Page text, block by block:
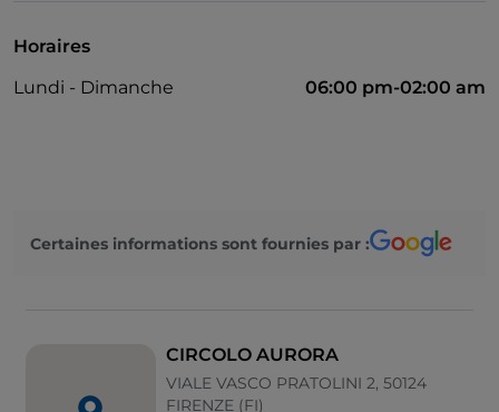
Horaires
Lundi - Dimanche
06:00 pm-02:00 am
Certaines informations sont fournies par :
CIRCOLO AURORA
VIALE VASCO PRATOLINI 2, 50124
FIRENZE (FI)